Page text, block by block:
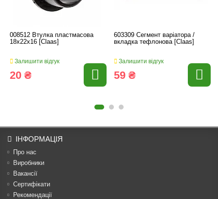
008512 Втулка пластмасова
18x22x16 [Claas]
Залишити відгук
20 ₴
603309 Сегмент варіатора /
вкладка тефлонова [Claas]
Залишити відгук
59 ₴
ІНФОРМАЦІЯ
Про нас
Виробники
Вакансії
Сертифікати
Рекомендації